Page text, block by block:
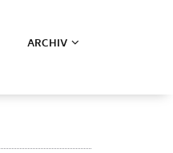
ARCHIV